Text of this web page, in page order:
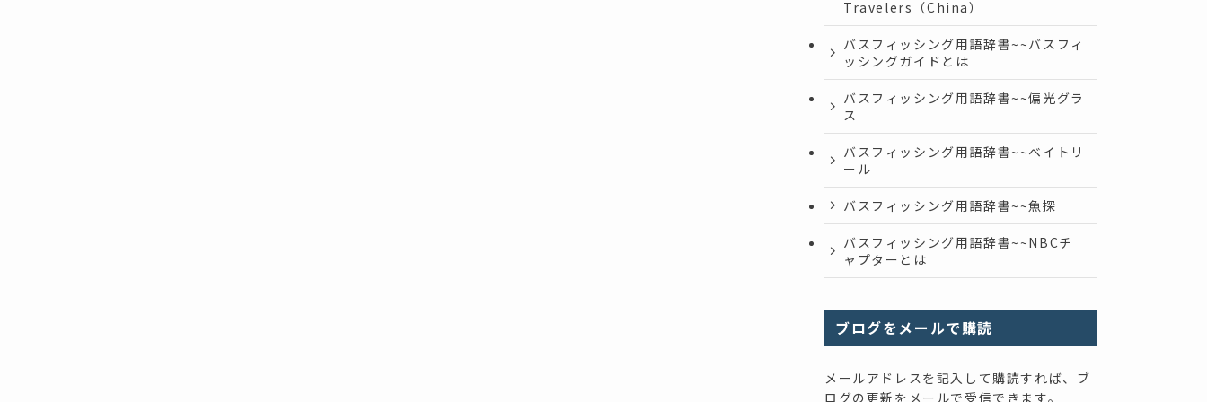
Travelers（China）
バスフィッシング用語辞書~~バスフィ
ッシングガイドとは
バスフィッシング用語辞書~~偏光グラ
ス
バスフィッシング用語辞書~~ベイトリ
ール
バスフィッシング用語辞書~~魚探
バスフィッシング用語辞書~~NBCチ
ャプターとは
ブログをメールで購読
メールアドレスを記入して購読すれば、ブ
ログの更新をメールで受信できます。